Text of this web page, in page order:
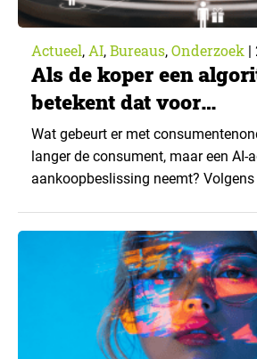
Actueel, AI, Bureaus, Onderzoek |
Als de koper een
betekent dat voor
Wat gebeurt er met
langer de consument, maar een AI-
aankoopbeslissing neemt?
denken. Dat is niet alleen een
adverteerders, maar ook voor
consumentengedrag onderzoekt. ▼
prognose van WPP Media groeit…